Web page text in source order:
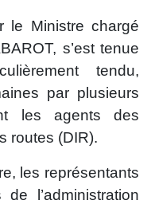
le Ministre chargé
s’est tenue
tendu,
par plusieurs
les agents des
routes (DIR).
les représentants
l’administration